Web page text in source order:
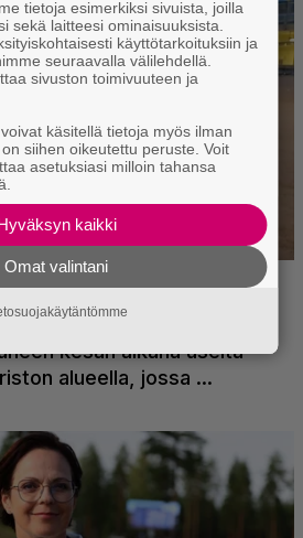
tietoja esimerkiksi sivuista, joilla
sekä laitteesi ominaisuuksista.
käyttötarkoituksiin ja
seuraavalla välilehdellä.
sivuston toimivuuteen ja
käsitellä tietoja myös ilman
siihen oikeutettu peruste. Voit
asetuksiasi milloin tahansa
kaikki
Omat valintani